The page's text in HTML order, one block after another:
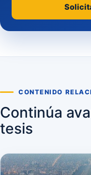
CONTENIDO
Continúa
tesis